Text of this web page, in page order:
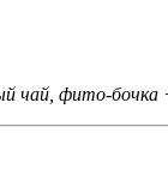
чай, фито-